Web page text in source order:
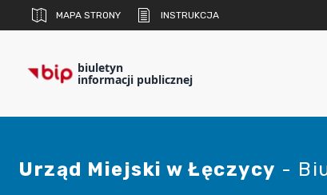
MAPA STRONY INSTRUKCJA
biuletyn
informacji publicznej
Urząd Miejski w Łęczycy -